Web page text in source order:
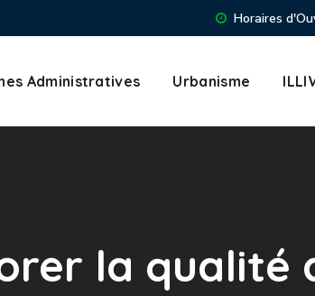
Horaires
Administratives Urbanisme
la qualité